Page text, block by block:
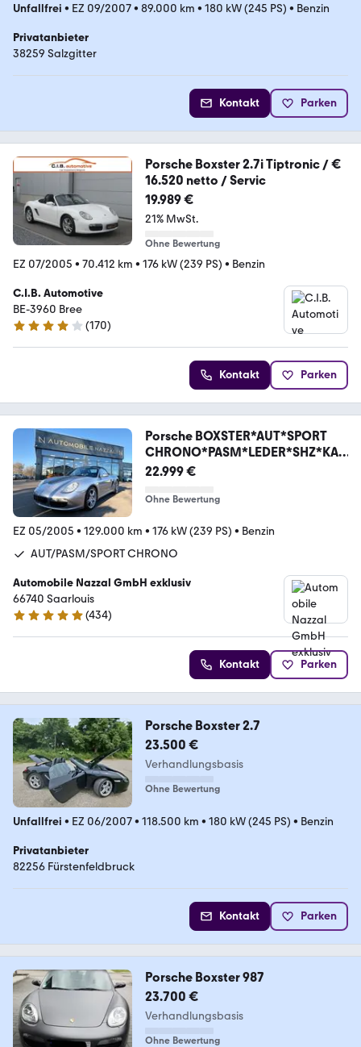
Unfallfrei • EZ 09/2007• 89.000 km • 180 kW (245 PS) • Benzin
Privatanbieter
38259 Salzgitter
Kontakt Parken
Porsche Boxster 2.7i Tiptronic / €
16.520 netto / Servic
19.989 €
21% MwSt.
Ohne Bewertung
EZ 07/2005 • 70.412 km • 176 kW (239 PS) • Benzin
C.I.B. Automotive
BE-3960 Bree
3.9 Sterne
(170)
Kontakt Parken
Porsche BOXSTER*AUT*SPORT
CHRONO*PASM*LEDER*SHZ*KA
MERA*
22.999 €
Ohne Bewertung
EZ 05/2005 • 129.000 km • 176 kW (239 PS) • Benzin
AUT/PASM/SPORT CHRONO
Automobile Nazzal GmbH exklusiv
66740 Saarlouis
4.8 Sterne
(434)
Kontakt Parken
Porsche Boxster 2.7
23.500 €
Verhandlungsbasis
Ohne Bewertung
Unfallfrei • EZ 06/2007• 118.500 km • 180 kW (245 PS) • Benzin
Privatanbieter
82256 Fürstenfeldbruck
Kontakt Parken
Porsche Boxster 987
23.700 €
Verhandlungsbasis
Ohne Bewertung